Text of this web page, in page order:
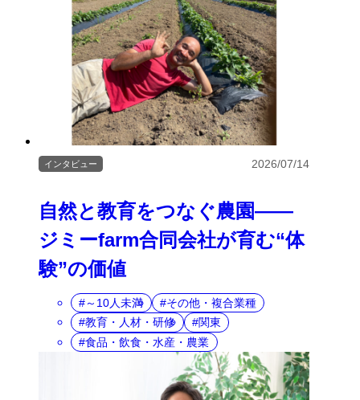
自然と教育をつなぐ農園――
ジミーfarm合同会社が育む“体
験”の価値
インタビュー 2026/07/14
～10人未満
その他・複合業種
教育・人材・研修
関東
食品・飲食・水産・農業